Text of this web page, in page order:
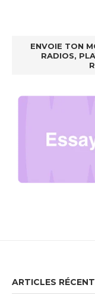
ENVOIE TON
RADIOS,
ARTICLES